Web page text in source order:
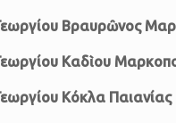
Βραυρῶνος
Καδὶου
Κόκλα Παιανίας